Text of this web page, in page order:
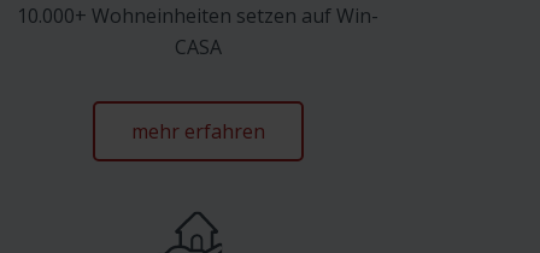
10.000+ Wohneinheiten setzen auf Win-
CASA
mehr erfahren